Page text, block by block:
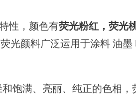
性，颜色有荧光粉红，荧光
光颜料广泛运用于涂料 油
饱满、亮丽、纯正的色相